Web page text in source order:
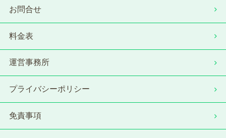
お問合せ
料金表
運営事務所
プライバシーポリシー
免責事項